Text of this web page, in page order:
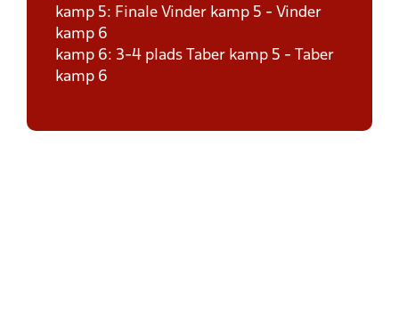
kamp 5: Finale Vinder kamp 5 - Vinder
kamp 6
kamp 6: 3-4 plads Taber kamp 5 - Taber
kamp 6